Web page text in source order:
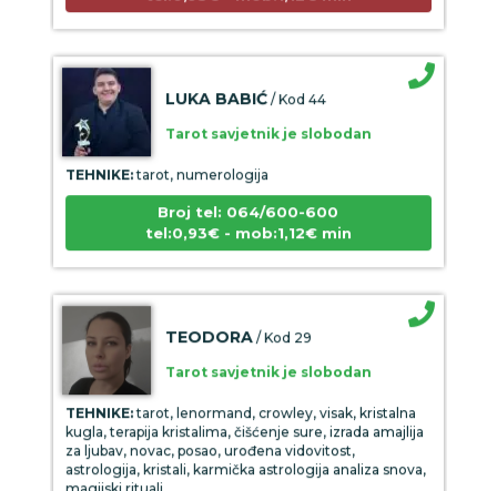
LUKA BABIĆ / Kod 44
Tarot savjetnik je slobodan
TEHNIKE: tarot, numerologija
Broj tel: 064/600-600
tel:0,93€ - mob:1,12€ min
TEODORA / Kod 29
Tarot savjetnik je slobodan
TEHNIKE: tarot, lenormand, crowley, visak, kristalna
kugla, terapija kristalima, čišćenje sure, izrada amajlija
za ljubav, novac, posao, urođena vidovitost,
astrologija, kristali, karmička astrologija analiza snova,
magijski rituali